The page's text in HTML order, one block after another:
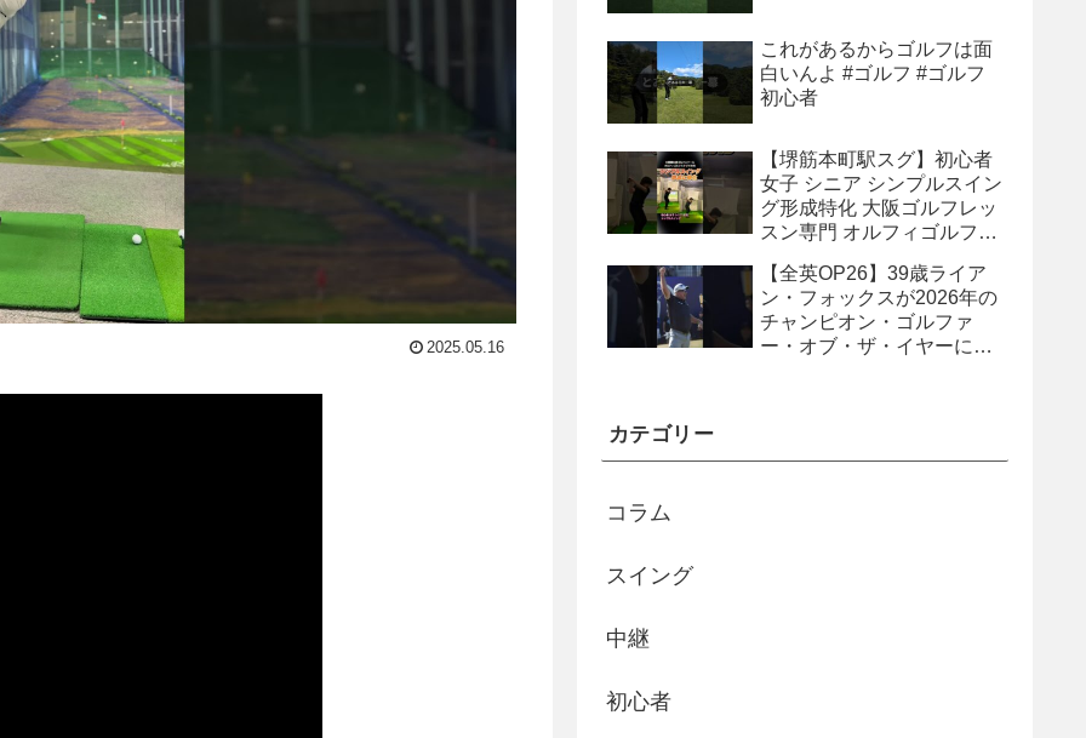
2025.05.16
これがあるからゴルフは面
白いんよ #ゴルフ #ゴルフ
初心者
【堺筋本町駅スグ】初心者
女子 シニア シンプルスイン
グ形成特化 大阪ゴルフレッ
スン専門 オルフィゴルフス
付中 #ゴルフレッスン #ゴ
ルフスクール #ゴルフスイ
ング
【全英OP26】39歳ライア
ン・フォックスが2026年の
チャンピオン・ゴルファ
ー・オブ・ザ・イヤーに
カテゴリー
コラム
スイング
中継
初心者